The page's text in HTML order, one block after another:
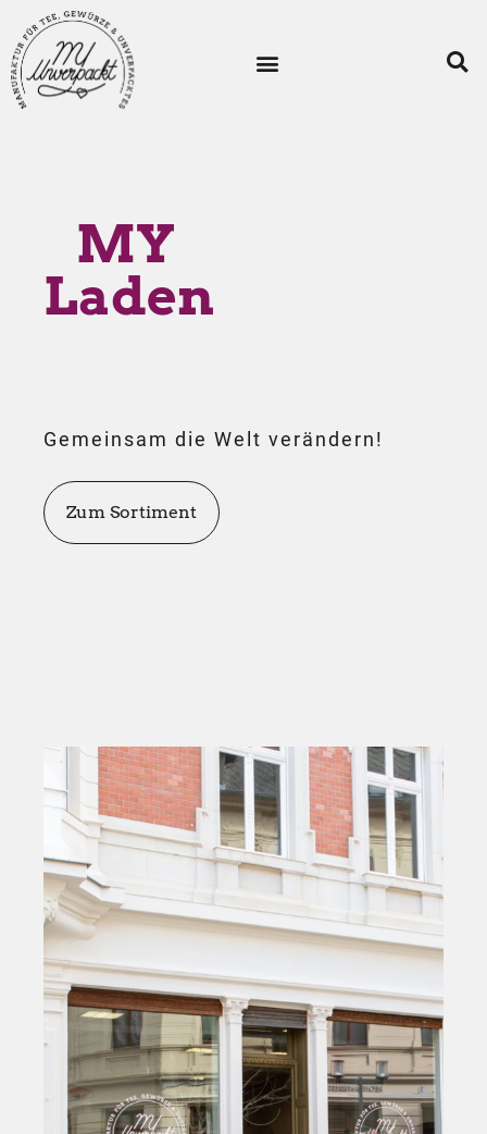
MY
Laden
Gemeinsam die Welt verändern!
Zum Sortiment